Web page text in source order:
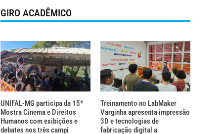
GIRO ACADÊMICO
UNIFAL-MG participa da 15ª
Mostra Cinema e Direitos
Humanos com exibições e
debates nos três campi
Treinamento no LabMaker
Varginha apresenta impressão
3D e tecnologias de
fabricação digital a